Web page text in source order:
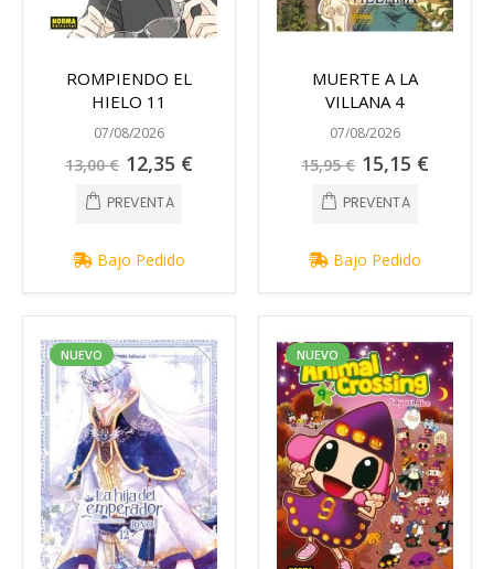
ROMPIENDO EL
HIELO 11
07/08/2026
13,00 € Precio
especial
12,35 €
PREVENTA
Bajo Pedido
MUERTE A LA
VILLANA 4
07/08/2026
15,95 € Precio
especial
15,15 €
PREVENTA
Bajo Pedido
NUEVO NUEVO